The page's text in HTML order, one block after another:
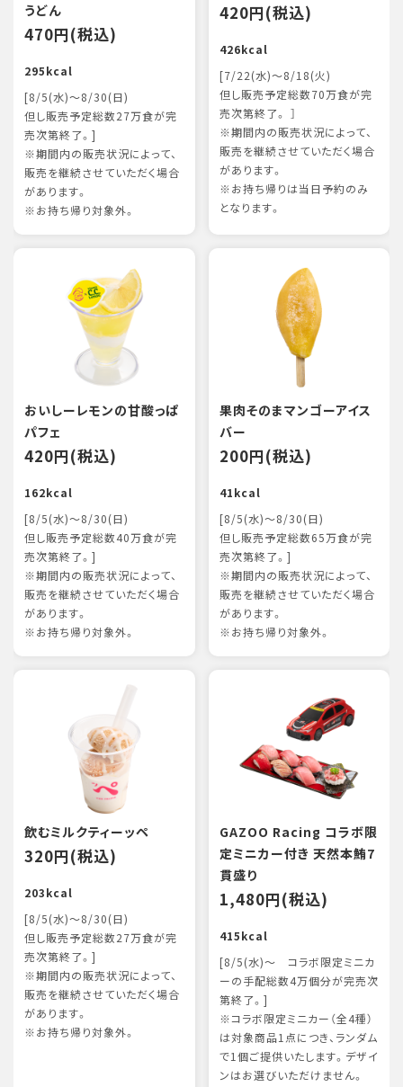
うどん
470円(税込)
295kcal
[8/5(水)～8/30(日)
但し販売予定総数27万食が完
売次第終了。]
※期間内の販売状況によって、
販売を継続させていただく場合
があります。
※お持ち帰り対象外。
420円(税込)
426kcal
[7/22(水)～8/18(火)
但し販売予定総数70万食が完
売次第終了。 ］
※期間内の販売状況によって、
販売を継続させていただく場合
があります。
※お持ち帰りは当日予約のみ
となります。
おいしーレモンの甘酸っぱ
パフェ
420円(税込)
162kcal
[8/5(水)～8/30(日)
但し販売予定総数40万食が完
売次第終了。]
※期間内の販売状況によって、
販売を継続させていただく場合
があります。
※お持ち帰り対象外。
果肉そのまマンゴーアイス
バー
200円(税込)
41kcal
[8/5(水)～8/30(日)
但し販売予定総数65万食が完
売次第終了。]
※期間内の販売状況によって、
販売を継続させていただく場合
があります。
※お持ち帰り対象外。
飲むミルクティーッペ
320円(税込)
203kcal
[8/5(水)～8/30(日)
但し販売予定総数27万食が完
売次第終了。]
※期間内の販売状況によって、
販売を継続させていただく場合
があります。
※お持ち帰り対象外。
GAZOO Racing コラボ限
定ミニカー付き 天然本鮪7
貫盛り
1,480円(税込)
415kcal
[8/5(水)～ コラボ限定ミニカ
ーの手配総数4万個分が完売次
第終了。]
※コラボ限定ミニカー（全4種）
は対象商品1点につき、ランダム
で1個ご提供いたします。デザイ
ンはお選びいただけません。